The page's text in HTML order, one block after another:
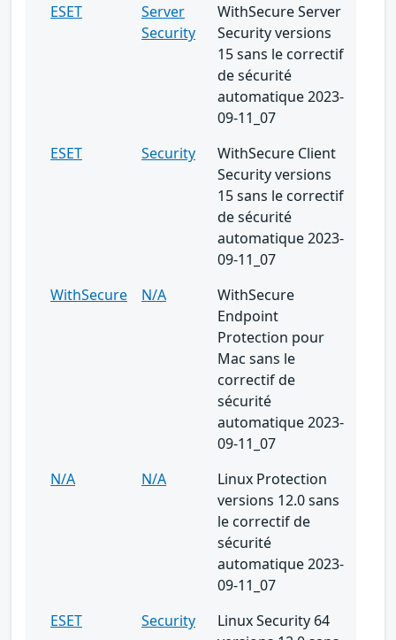
ESET
Server
Security
WithSecure Server
Security versions
15 sans le correctif
de sécurité
automatique 2023-
09-11_07
ESET
Security
WithSecure Client
Security versions
15 sans le correctif
de sécurité
automatique 2023-
09-11_07
WithSecure
N/A
WithSecure
Endpoint
Protection pour
Mac sans le
correctif de
sécurité
automatique 2023-
09-11_07
N/A
N/A
Linux Protection
versions 12.0 sans
le correctif de
sécurité
automatique 2023-
09-11_07
ESET
Security
Linux Security 64